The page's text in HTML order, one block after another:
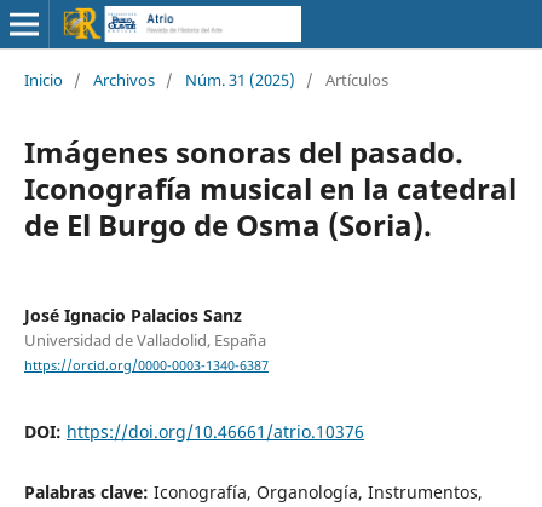
Inicio / Archivos / Núm. 31 (2025) / Artículos
Imágenes sonoras del pasado.
Iconografía musical en la catedral
de El Burgo de Osma (Soria).
José Ignacio Palacios Sanz
Universidad de Valladolid, España
https://orcid.org/0000-0003-1340-6387
DOI: https://doi.org/10.46661/atrio.10376
Palabras clave: Iconografía, Organología, Instrumentos,